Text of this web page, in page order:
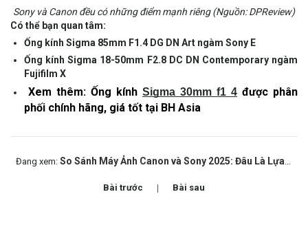
Sony và Canon đều có những điểm mạnh riêng (Nguồn: DPReview)
Có thể bạn quan tâm:
Ống kính Sigma 85mm F1.4 DG DN Art ngàm Sony E
Ống kính Sigma 18-50mm F2.8 DC DN Contemporary ngàm
Fujifilm X
Xem thêm: Ống kính Sigma 30mm f1 4 được phân
phối chính hãng, giá tốt tại BH Asia
Đang xem: So Sánh Máy Ảnh Canon và Sony 2025: Đâu Là Lựa Chọn Tốt Hơn Cho Creator?
Bài trước Bài sau